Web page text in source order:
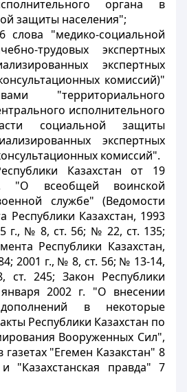
органа в
защиты населения";
слова "медико-социальной
трудовых экспертных
экспертных
комиссий)"
"территориального
исполнительного
социальной защиты
экспертных
комиссий".
Казахстан от 19
"О всеобщей воинской
службе" (Ведомости
Республики Казахстан, 1993
г., № 8, ст. 56; № 22, ст. 135;
Республики Казахстан,
2001 г., № 8, ст. 56; № 13-14,
245; Закон Республики
2002 г. "О внесении
в некоторые
Республики Казахстан по
Вооруженных Сил",
"Егемен Казакстан" 8
"Казахстанская правда" 7